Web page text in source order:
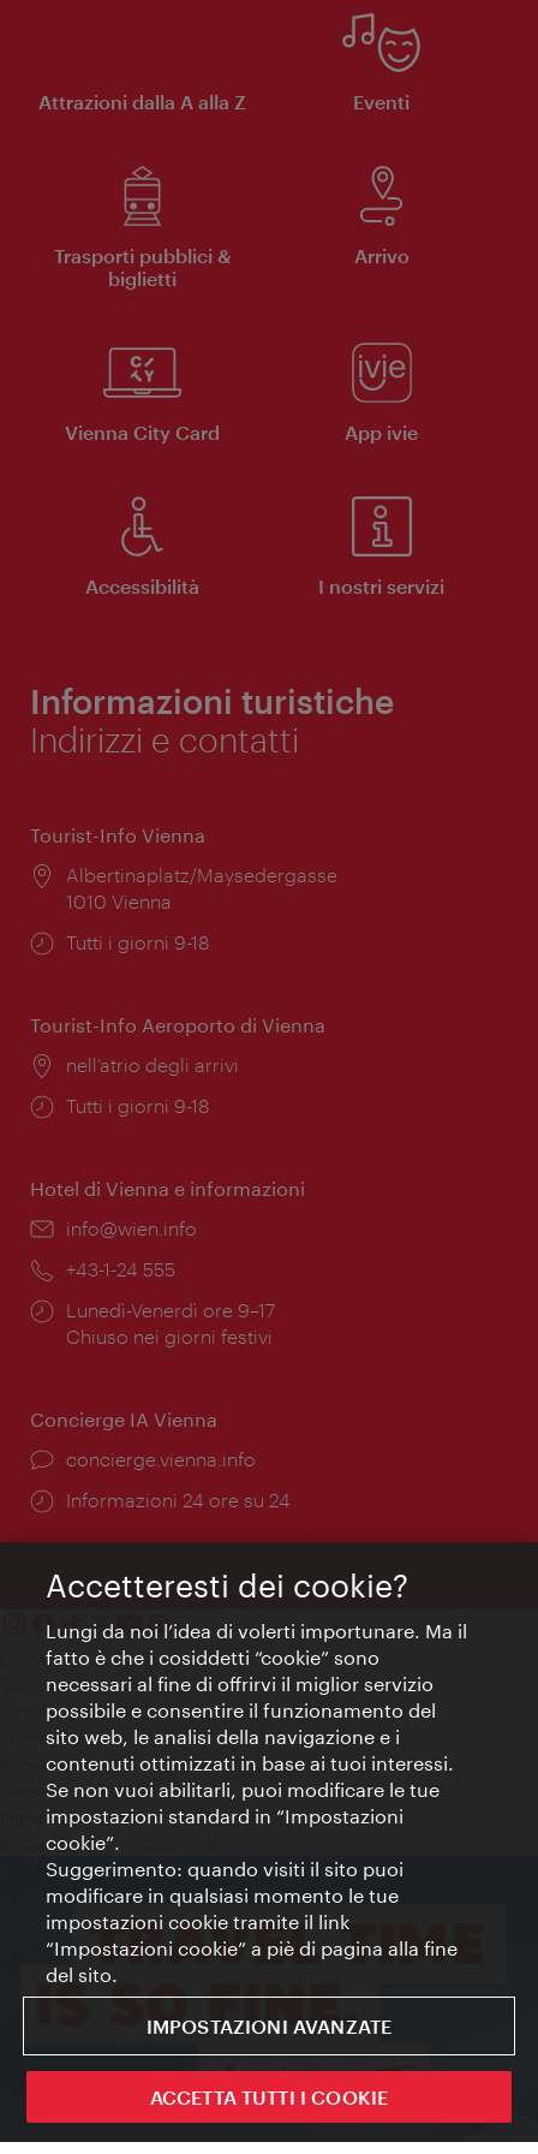
Attrazioni dalla A alla Z Eventi
Trasporti pubblici &
biglietti
Arrivo
Vienna City Card App ivie
Accessibilità I nostri servizi
Informazioni turistiche
Indirizzi e contatti
Tourist-Info Vienna
Posizione:
Albertinaplatz/Maysedergasse
1010 Vienna
Orari
Tutti i giorni 9-18
Tourist-Info Aeroporto di Vienna
Posizione:
nell’atrio degli arrivi
Orari
Tutti i giorni 9-18
Hotel di Vienna e informazioni
Email:
info@wien.info
Telefono:
+43-1-24 555
Orari
di
Lunedì-Venerdì ore 9–17
Chiuso nei giorni festivi
Concierge IA Vienna
Ort:
concierge.vienna.info
Öffnungszeiten:
Informazioni 24 ore su 24
Contatti
Colophon
Dichiarazione sulla protezione dei dati
Terms of Use
Accessibilità
Contatto stampa
Impostazioni cookie
© Copyright WienTourismus
Accetteresti dei cookie?
Lungi da noi l’idea di volerti importunare. Ma il
fatto è che i cosiddetti “cookie” sono
necessari al fine di offrirvi il miglior servizio
possibile e consentire il funzionamento del
sito web, le analisi della navigazione e i
contenuti ottimizzati in base ai tuoi interessi.
Se non vuoi abilitarli, puoi modificare le tue
impostazioni standard in “Impostazioni
cookie”.
Suggerimento: quando visiti il sito puoi
modificare in qualsiasi momento le tue
impostazioni cookie tramite il link
“Impostazioni cookie” a piè di pagina alla fine
del sito.
IMPOSTAZIONI AVANZATE
ACCETTA TUTTI I COOKIE